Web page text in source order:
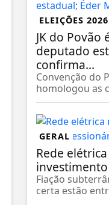
ELEIÇÕES 2026
JK do
deputado
confirma...
Convenção do
homologou as
GERAL
Rede
Fiação
certa estão